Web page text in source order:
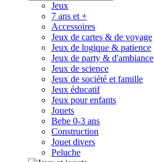
Jeux
7 ans et +
Accessoires
Jeux de cartes & de voyage
Jeux de logique & patience
Jeux de party & d'ambiance
Jeux de science
Jeux de société et famille
Jeux éducatif
Jeux pour enfants
Jouets
Bebe 0-3 ans
Construction
Jouet divers
Peluche